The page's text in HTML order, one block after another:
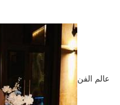
عالم الفن